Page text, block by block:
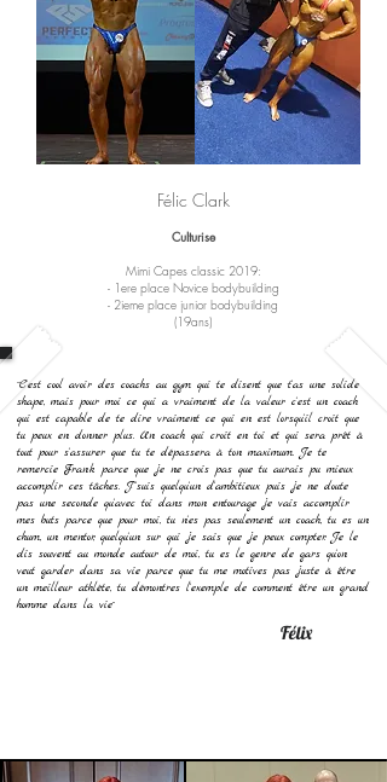
Félic Clark
Culturise
Mimi Capes classic 2019:
- 1ere place Novice bodybuilding
- 2ieme place junior bodybuilding
(19ans)
¨C'est cool avoir des coachs au gym qui te disent que t'as une solide
shape, mais pour moi ce qui a vraiment de la valeur c'est un coach
qui est capable de te dire vraiment ce qui en est lorsqu'il croit que
tu peux en donner plus. Un coach qui croit en toi et qui sera prêt à
tout pour s'assurer que tu te dépassera à ton maximum. Je te
remercie Frank parce que je ne crois pas que tu aurais pu mieux
accomplir ces tâches. J''suis quelqu'un d'ambitieux puis je ne doute
pas une seconde qu'avec toi dans mon entourage je vais accomplir
mes buts parce que pour moi, tu n'es pas seulement un coach, tu es un
chum, un mentor, quelqu'un sur qui je sais que je peux compter. Je le
dis souvent au monde autour de moi, tu es le genre de gars qu'on
veut garder dans sa vie parce que tu me motives pas juste à être
un meilleur athlète, tu démontres l'exemple de comment être un grand
homme dans la vie¨
Félix